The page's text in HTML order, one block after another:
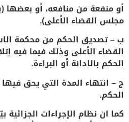
أو منفعة من منافعه، أو بعضها
مجلس القضاء الأعلى).
ب – تصديق الحكم من محكمة
القضاء الأعلى وذلك فيما فيه
الحكم بالإدانة أو البراءة.
ج – انتهاء المدة التي يحق
الحكم.
كما ان نظام الإجراءات الجزائية